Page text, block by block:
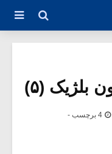
بلژیک (۵)
4 برچسب -